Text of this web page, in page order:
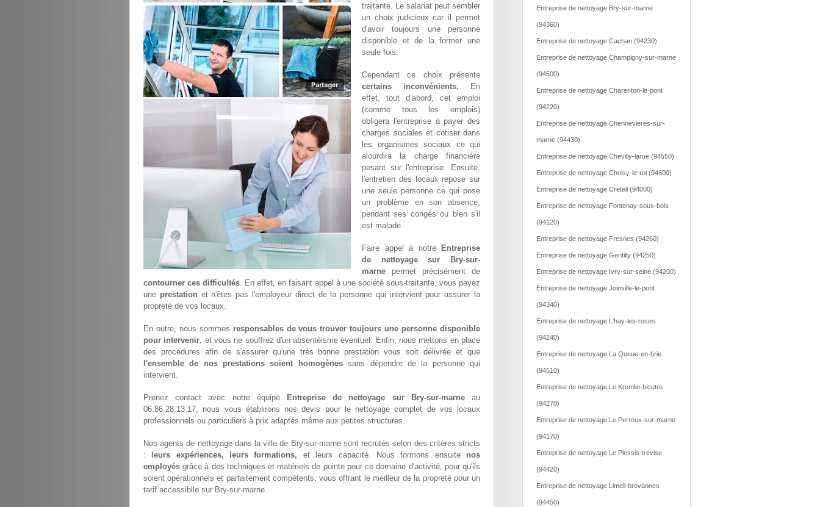
traitante. Le salariat peut sembler
un choix judicieux car il permet
d'avoir toujours une personne
disponible et de la former une
seule fois.
Cependant ce choix présente
certains inconvénients. En
effet, tout d‘abord, cet emploi
(comme tous les emplois)
obligera l'entreprise à payer des
charges sociales et cotiser dans
les organismes sociaux ce qui
alourdira la charge financière
pesant sur l'entreprise. Ensuite,
l'entretien des locaux repose sur
une seule personne ce qui pose
un problème en son absence,
pendant ses congés ou bien s'il
est malade.
Faire appel à notre
Entreprise
de nettoyage sur Bry-sur-
marne permet précisément de
contourner ces difficultés. En effet, en faisant appel à une société sous-traitante, vous payez
une prestation et n'êtes pas l'employeur direct de la personne qui intervient pour assurer la
propreté de vos locaux.
En outre, nous sommes responsables de vous trouver toujours une personne disponible
pour intervenir, et vous ne souffrez d'un absentéisme éventuel. Enfin, nous mettons en place
des procédures afin de s'assurer qu'une très bonne prestation vous soit délivrée et que
l'ensemble de nos prestations soient homogènessans dépendre de la personne qui
intervient.
Prenez contact avec notre équipe Entreprise de nettoyage sur Bry-sur-marneau
06.86.28.13.17, nous vous établirons nos devis pour le nettoyage complet de vos locaux
professionnels ou particuliers à prix adaptés même aux petites structures.
Nos agents de nettoyage dans la ville de Bry-sur-marne sont recrutés selon des critères stricts
:
leurs expériences, leurs formations, et leurs capacité. Nous formons ensuite nos
employés grâce à des techniques et matériels de pointe pour ce domaine d'activité, pour qu'ils
soient opérationnels et parfaitement compétents, vous offrant le meilleur de la propreté pour un
tarif accessiblle sur Bry-sur-marne.
Entreprise de nettoyage Bry-sur-marne
(94360)
Entreprise de nettoyage Cachan (94230)
Entreprise de nettoyage Champigny-sur-marne
(94500)
Entreprise de nettoyage Charenton-le-pont
(94220)
Entreprise de nettoyage Chennevieres-sur-
marne (94430)
Entreprise de nettoyage Chevilly-larue (94550)
Entreprise de nettoyage Choisy-le-roi (94600)
Entreprise de nettoyage Creteil (94000)
Entreprise de nettoyage Fontenay-sous-bois
(94120)
Entreprise de nettoyage Fresnes (94260)
Entreprise de nettoyage Gentilly (94250)
Entreprise de nettoyage Ivry-sur-seine (94200)
Entreprise de nettoyage Joinville-le-pont
(94340)
Entreprise de nettoyage L'hay-les-roses
(94240)
Entreprise de nettoyage La Queue-en-brie
(94510)
Entreprise de nettoyage Le Kremlin-bicetre
(94270)
Entreprise de nettoyage Le Perreux-sur-marne
(94170)
Entreprise de nettoyage Le Plessis-trevise
(94420)
Entreprise de nettoyage Limeil-brevannes
(94450)